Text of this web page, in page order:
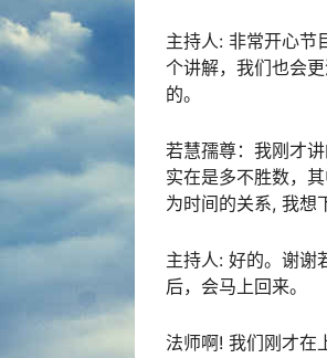
主持人: 非常开心节
个讲解，我们也会
的。
若慧孺尊：我刚才
实在是多不胜数，
为时间的关系, 我想
主持人: 好的。谢谢
后，会马上回来。
法师啊! 我们刚才在